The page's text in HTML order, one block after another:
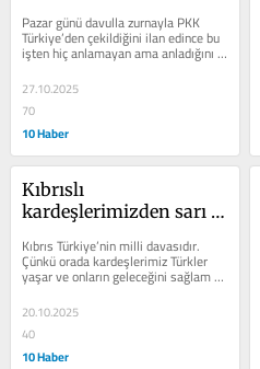
Pazar günü davulla zurnayla PKK
Türkiye’den çekildiğini ilan edince bu
işten hiç anlamayan ama anladığını
sananlar çok sevindiler....
27.10.2025
70
10 Haber
Kıbrıslı
kardeşlerimizden sarı
Kıbrıs Türkiye’nin milli davasıdır.
Çünkü orada kardeşlerimiz Türkler
yaşar ve onların geleceğini sağlam
temellere oturtturmak bizim...
20.10.2025
40
10 Haber